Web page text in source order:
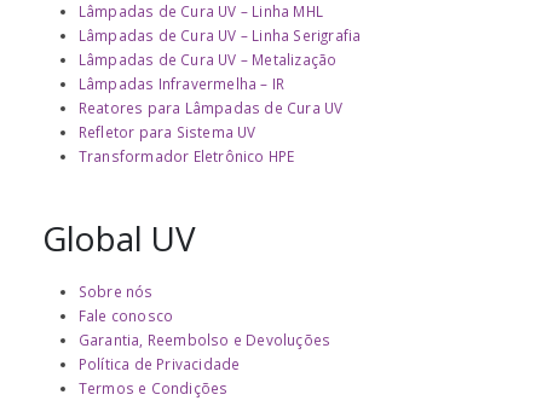
Lâmpadas de Cura UV – Linha MHL
Lâmpadas de Cura UV – Linha Serigrafia
Lâmpadas de Cura UV – Metalização
Lâmpadas Infravermelha – IR
Reatores para Lâmpadas de Cura UV
Refletor para Sistema UV
Transformador Eletrônico HPE
Global UV
Sobre nós
Fale conosco
Garantia, Reembolso e Devoluções
Política de Privacidade
Termos e Condições